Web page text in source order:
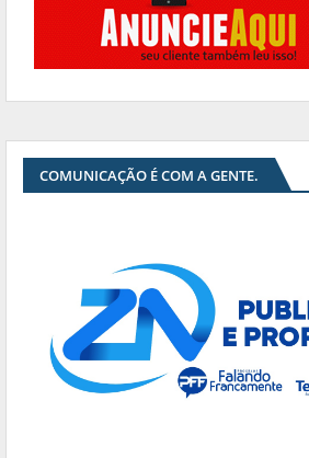
COMUNICAÇÃO É COM A GENTE.